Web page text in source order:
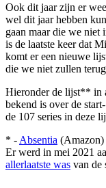
Ook dit jaar zijn er
wel dit jaar hebben
gaan maar die we niet
is de laatste keer dat
komt er een nieuwe
die we niet zullen
Hieronder de lijst** in
bekend is over de
de 107 series in deze
* - Absentia (Amazon)
Er werd in mei 2021
allerlaatste was van de